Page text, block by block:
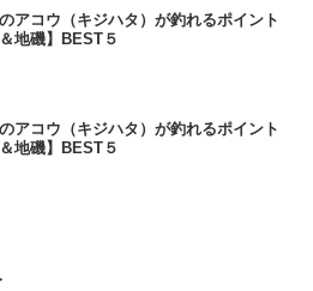
アコウ（キジハタ）が釣れるポイント
＆地磯】BEST５
アコウ（キジハタ）が釣れるポイント
＆地磯】BEST５